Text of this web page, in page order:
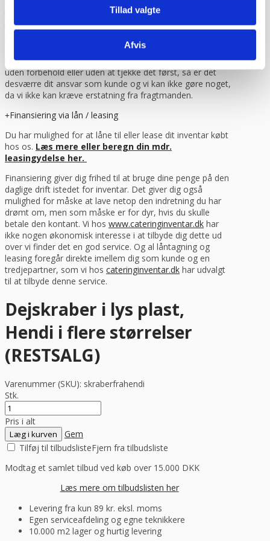
Tillad valgte
Afvis
tilføjet “modtaget under forbehold”. Det betyder at du har
taget forbehold for eventuelle skader du måtte have set
får du varen udleveret og du kan ringe til os. Hvis du
modtager en vare som er beskadiget under transporten
uden forbehold eller uden at tjekke det først, så er det
desværre dit ansvar som kunde og vi kan ikke gøre noget,
da vi ikke kan kræve erstatning fra fragtmanden.
Finansiering via lån / leasing
Du har mulighed for at låne til eller lease dit inventar købt
hos os. Læs mere eller beregn din mdr.
leasingydelse her.
Finansiering giver dig frihed til at bruge dine penge på den
daglige drift istedet for inventar. Det giver dig også
mulighed for måske at lave netop den indretning du har
drømt om, men som måske er for dyr, hvis du skulle
betale den kontant. Vi hos www.cateringinventar.dk har
ikke nogen økonomisk interesse i at tilbyde dig dette ud
over vi finder det en god service. Og al låntagning og
leasing foregår direkte imellem dig som kunde og en
tredjepartner, som vi hos cateringinventar.dk har udvalgt
til at tilbyde denne service.
Dejskraber i lys plast,
Hendi i flere størrelser
(RESTSALG)
Varenummer (SKU): skraberfrahendi
Stk.
Pris i alt
Læg i kurven
Gem
Tilføj til tilbudslisteFjern fra tilbudsliste
Modtag et samlet tilbud ved køb over 15.000 DKK
Læs mere om tilbudslisten her
Levering fra kun 89 kr. eksl. moms
Egen serviceafdeling og egne teknikkere
10.000 m2 lager og hurtig levering